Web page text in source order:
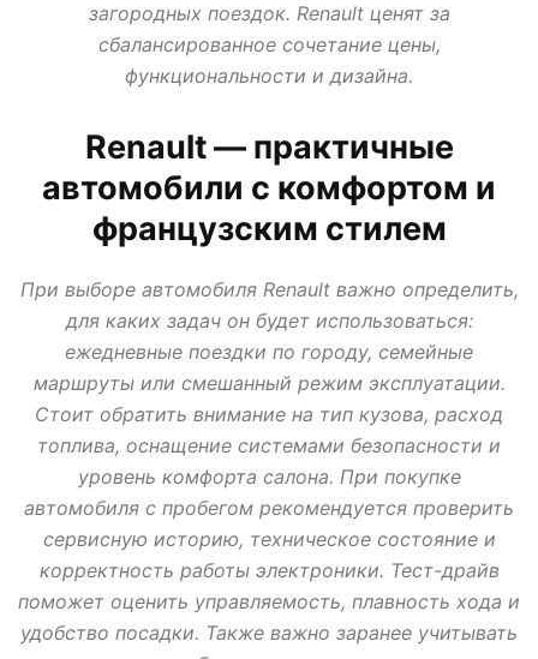
SSANGYONG SUBARU SUZUKI TATA TESLA TOYOTA
TRIUMPH VOLKSWAGEN VOLVO
АВТО В КРЕДИТ, ТРЕЙД ИН, ЛИЗИНГ ВАЗ ИЖ ЛАДА
загородных поездок. Renault ценят за
сбалансированное сочетание цены,
функциональности и дизайна.
Renault — практичные
автомобили с комфортом и
французским стилем
При выборе автомобиля Renault важно определить,
для каких задач он будет использоваться:
ежедневные поездки по городу, семейные
маршруты или смешанный режим эксплуатации.
Стоит обратить внимание на тип кузова, расход
топлива, оснащение системами безопасности и
уровень комфорта салона. При покупке
автомобиля с пробегом рекомендуется проверить
сервисную историю, техническое состояние и
корректность работы электроники. Тест-драйв
поможет оценить управляемость, плавность хода и
удобство посадки. Также важно заранее учитывать